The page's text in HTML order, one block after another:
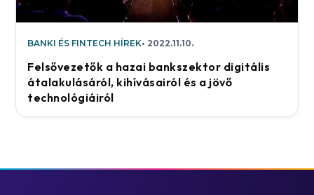
BANKI ÉS FINTECH HÍREK 2022.11.10.
Felsővezetők a hazai bankszektor digitális
átalakulásáról, kihívásairól és a jövő
technológiáiról